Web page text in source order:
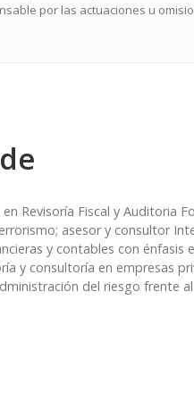
por las actuaciones u
Revisoría Fiscal y Auditoria
asesor y consultor
y contables con énfasis
y consultoría en empresas
del riesgo frente